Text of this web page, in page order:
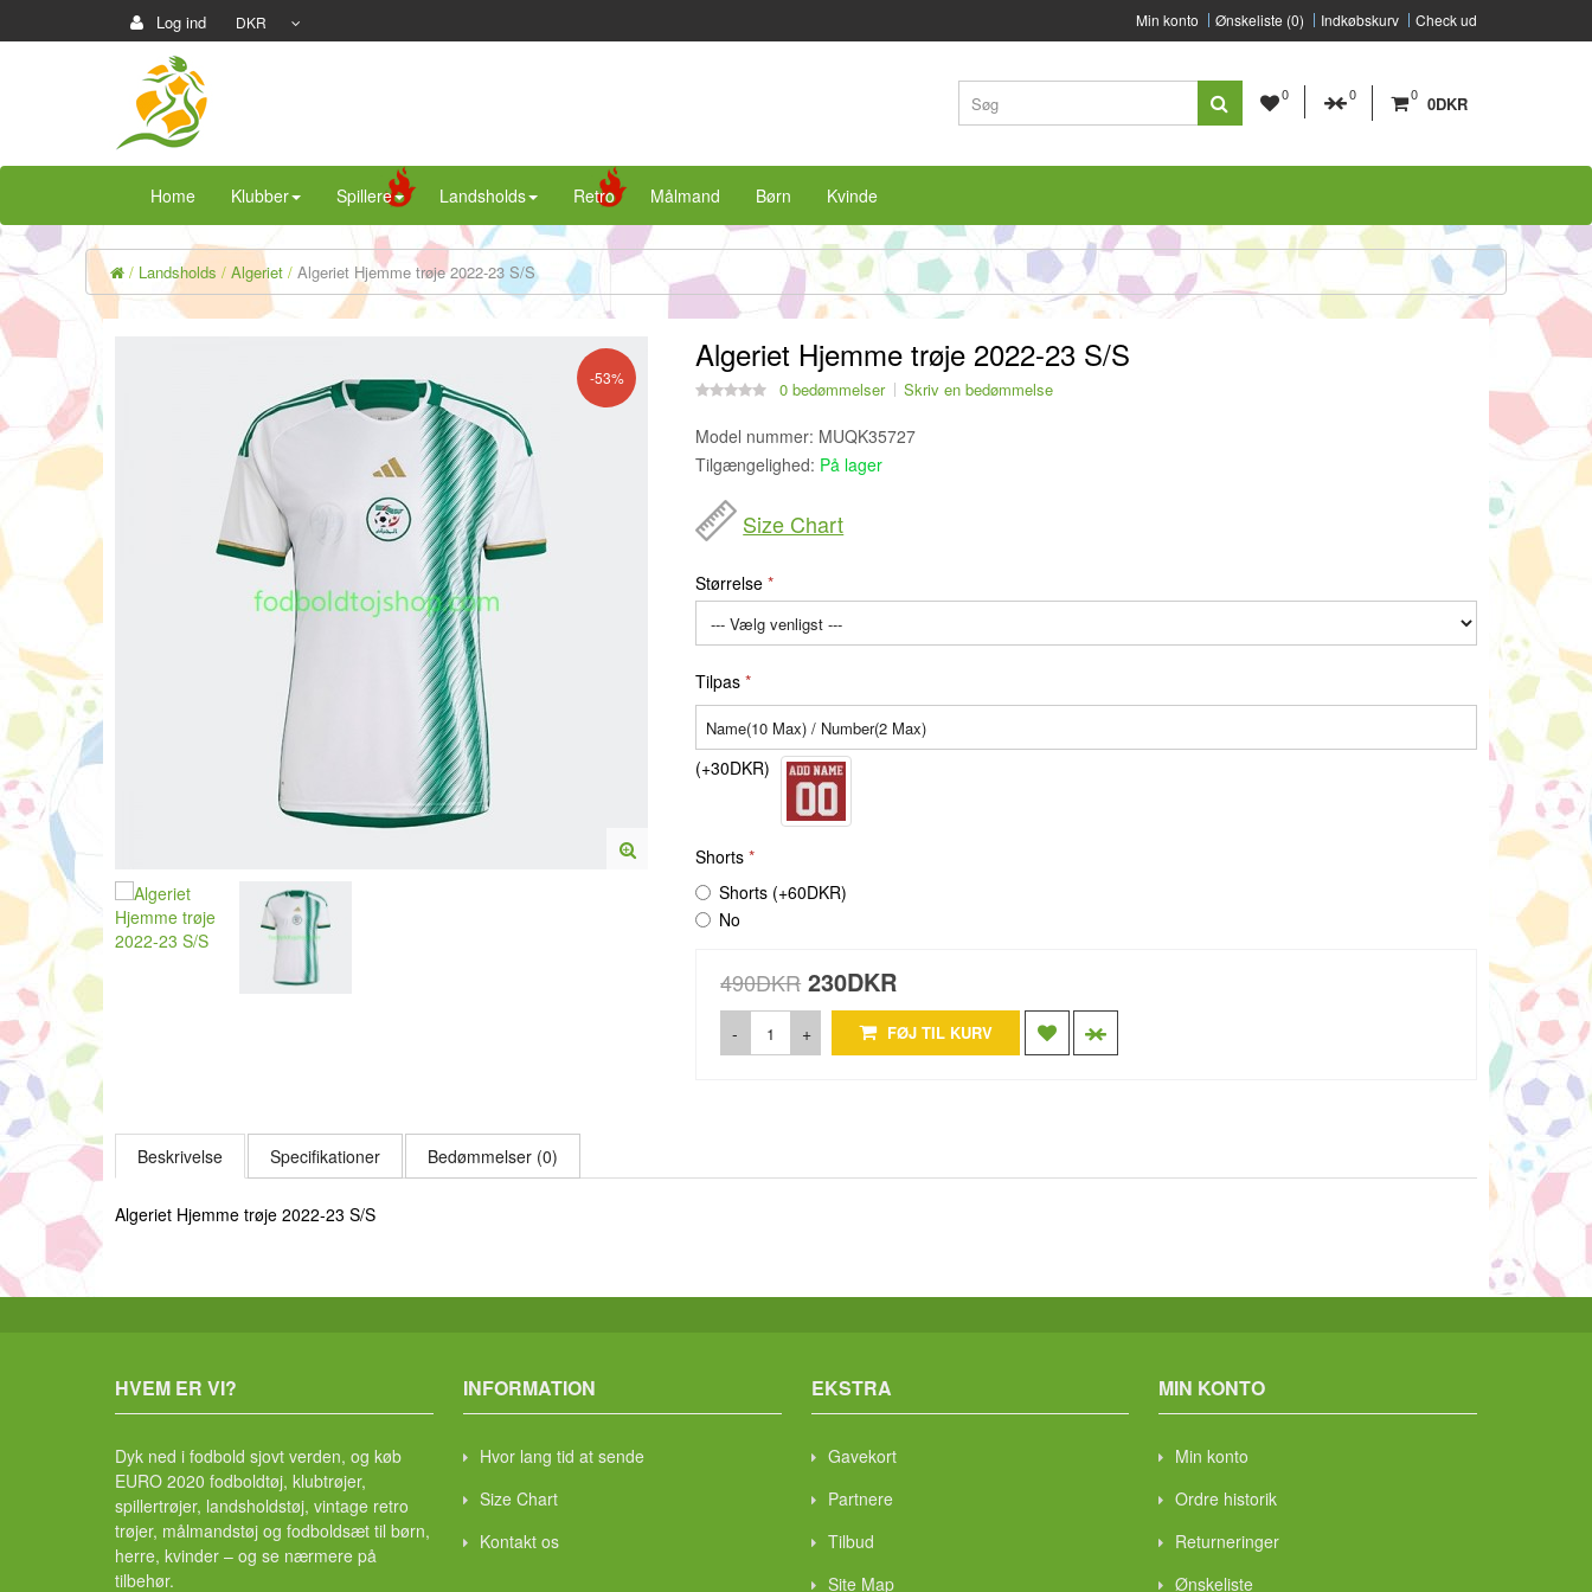
Log ind DKR Min konto Ønskeliste (0) Indkøbskurv Check ud
0 0 0 0DKR
Home Klubber Spillere Landsholds Retro Målmand Børn Kvinde
Landsholds Algeriet Algeriet Hjemme trøje 2022-23 S/S
-53%
Algeriet Hjemme trøje 2022-23 S/S
0 bedømmelser Skriv en bedømmelse
Model nummer: MUQK35727
Tilgængelighed: På lager
Size Chart
Størrelse
Tilpas
(+30DKR)
Shorts
Shorts (+60DKR)
No
490DKR 230DKR
- + FØJ TIL KURV
Beskrivelse Specifikationer Bedømmelser (0)
Algeriet Hjemme trøje 2022-23 S/S
HVEM ER VI?
Dyk ned i fodbold sjovt verden, og køb
EURO 2020 fodboldtøj, klubtrøjer,
spillertrøjer, landsholdstøj, vintage retro
trøjer, målmandstøj og fodboldsæt til børn,
herre, kvinder – og se nærmere på
tilbehør.
INFORMATION
Hvor lang tid at sende
Size Chart
Kontakt os
EKSTRA
Gavekort
Partnere
Tilbud
Site Map
MIN KONTO
Min konto
Ordre historik
Returneringer
Ønskeliste